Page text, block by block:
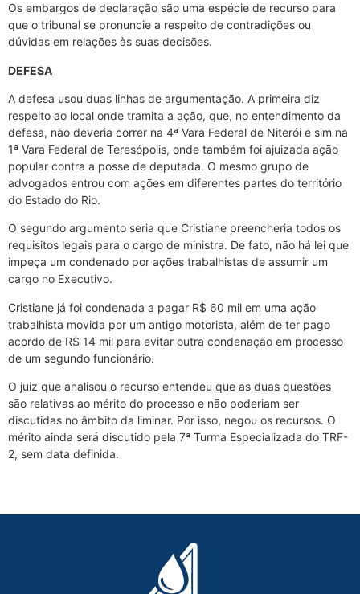
Os embargos de declaração são uma espécie de recurso para
que o tribunal se pronuncie a respeito de contradições ou
dúvidas em relações às suas decisões.
DEFESA
A defesa usou duas linhas de argumentação. A primeira diz
respeito ao local onde tramita a ação, que, no entendimento da
defesa, não deveria correr na 4ª Vara Federal de Niterói e sim na
1ª Vara Federal de Teresópolis, onde também foi ajuizada ação
popular contra a posse de deputada. O mesmo grupo de
advogados entrou com ações em diferentes partes do território
do Estado do Rio.
O segundo argumento seria que Cristiane preencheria todos os
requisitos legais para o cargo de ministra. De fato, não há lei que
impeça um condenado por ações trabalhistas de assumir um
cargo no Executivo.
Cristiane já foi condenada a pagar R$ 60 mil em uma ação
trabalhista movida por um antigo motorista, além de ter pago
acordo de R$ 14 mil para evitar outra condenação em processo
de um segundo funcionário.
O juiz que analisou o recurso entendeu que as duas questões
são relativas ao mérito do processo e não poderiam ser
discutidas no âmbito da liminar. Por isso, negou os recursos. O
mérito ainda será discutido pela 7ª Turma Especializada do TRF-
2, sem data definida.